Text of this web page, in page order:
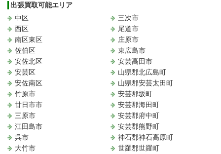
出張買取可能エリア
中区
西区
南区東区
佐伯区
安佐北区
安芸区
安佐南区
竹原市
廿日市市
三原市
江田島市
呉市
大竹市
三次市
尾道市
庄原市
東広島市
安芸高田市
山県郡北広島町
山県郡安芸太田町
安芸郡坂町
安芸郡海田町
安芸郡府中町
安芸郡熊野町
神石郡神石高原町
世羅郡世羅町